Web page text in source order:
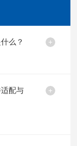
么？
配与